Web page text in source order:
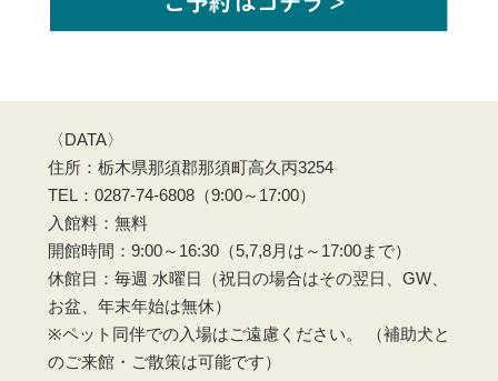
〈DATA〉
住所：栃木県那須郡那須町高久丙3254
TEL：0287-74-6808（9:00～17:00）
入館料：無料
開館時間：9:00～16:30（5,7,8月は～17:00まで）
休館日：毎週 水曜日（祝日の場合はその翌日、GW、
お盆、年末年始は無休）
※ペット同伴での入場はご遠慮ください。 （補助犬と
のご来館・ご散策は可能です）